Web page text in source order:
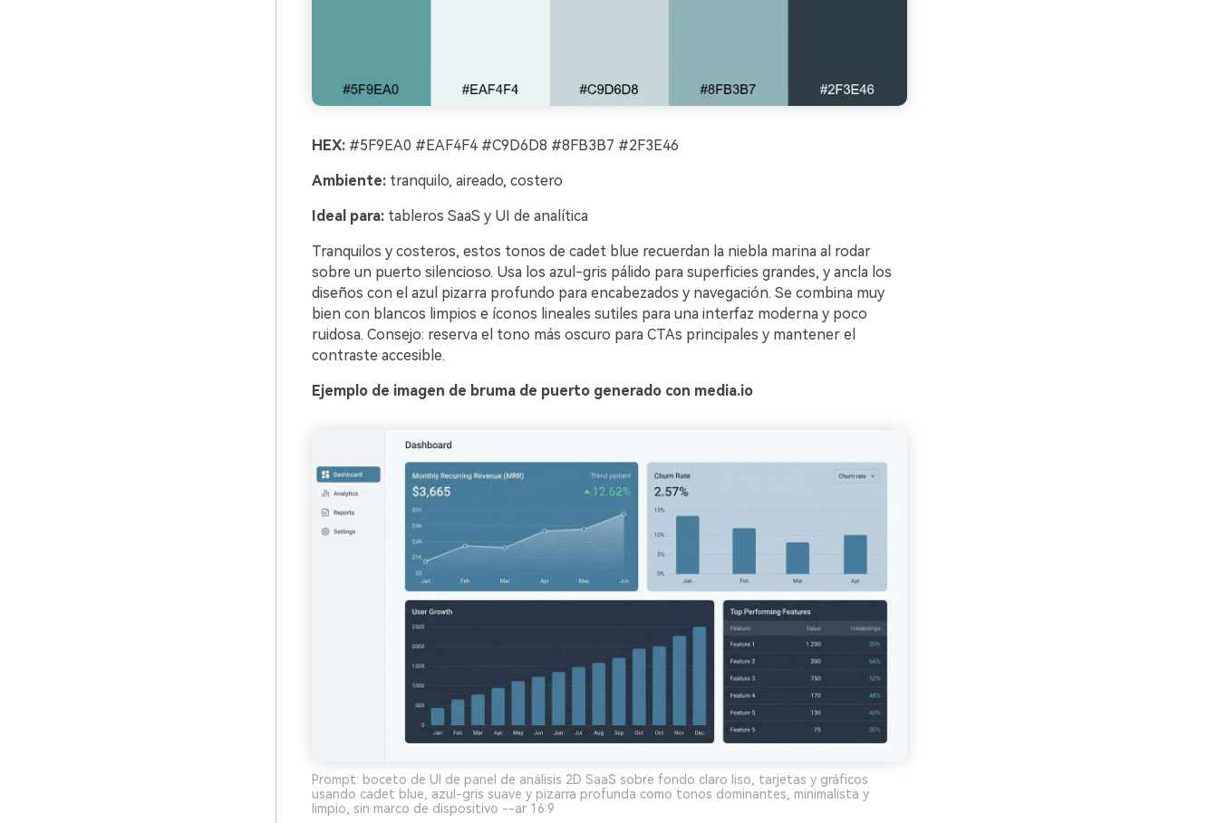
HEX:#5F9EA0 #EAF4F4 #C9D6D8 #8FB3B7 #2F3E46
Ambiente:tranquilo, aireado, costero
Ideal para:tableros SaaS y UI de analítica
Tranquilos y costeros, estos tonos de cadet blue recuerdan la niebla marina al rodar
sobre un puerto silencioso. Usa los azul-gris pálido para superficies grandes, y ancla los
diseños con el azul pizarra profundo para encabezados y navegación. Se combina muy
bien con blancos limpios e íconos lineales sutiles para una interfaz moderna y poco
ruidosa. Consejo: reserva el tono más oscuro para CTAs principales y mantener el
contraste accesible.
Ejemplo de imagen de bruma de puerto generado con media.io
Prompt: boceto de UI de panel de análisis 2D SaaS sobre fondo claro liso, tarjetas y gráficos
usando cadet blue, azul-gris suave y pizarra profunda como tonos dominantes, minimalista y
limpio, sin marco de dispositivo --ar 16:9